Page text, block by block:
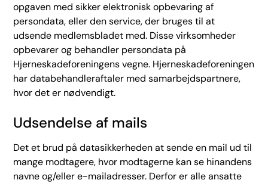
opgaven med sikker elektronisk opbevaring af
persondata, eller den service, der bruges til at
udsende medlemsbladet med. Disse virksomheder
opbevarer og behandler persondata på
Hjerneskadeforeningens vegne. Hjerneskadeforeningen
har databehandleraftaler med samarbejdspartnere,
hvor det er nødvendigt.
Udsendelse af mails
Det et brud på datasikkerheden at sende en mail ud til
mange modtagere, hvor modtagerne kan se hinandens
navne og/eller e-mailadresser. Derfor er alle ansatte